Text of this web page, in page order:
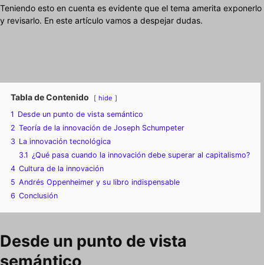
Teniendo esto en cuenta es evidente que el tema amerita exponerlo
y revisarlo. En este artículo vamos a despejar dudas.
Tabla de Contenido hide
1 Desde un punto de vista semántico
2 Teoría de la innovación de Joseph Schumpeter
3 La innovación tecnológica
3.1 ¿Qué pasa cuando la innovación debe superar al capitalismo?
4 Cultura de la innovación
5 Andrés Oppenheimer y su libro indispensable
6 Conclusión
Desde un punto de vista